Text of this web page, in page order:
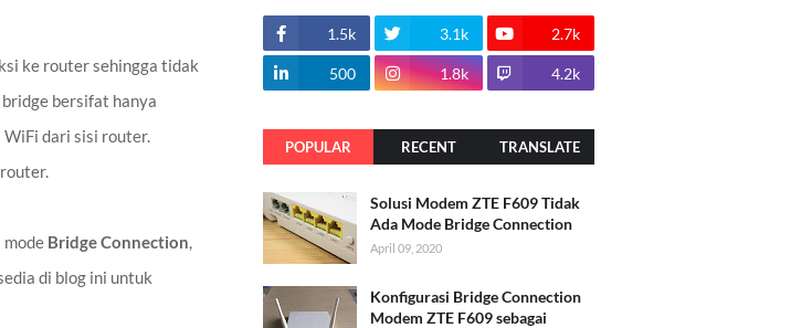
ke router sehingga tidak
bersifat hanya
dari sisi router.
mode Bridge Connection,
di blog ini untuk
1.5k 3.1k 2.7k
500 1.8k 4.2k
POPULAR RECENT TRANSLATE
Solusi Modem ZTE F609 Tidak
Ada Mode Bridge Connection
April 09, 2020
Konfigurasi Bridge Connection
Modem ZTE F609 sebagai